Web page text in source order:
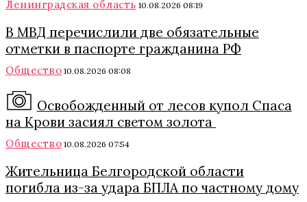
Ленинградская область 10.08.2026 08:19
В МВД перечислили две обязательные
отметки в паспорте гражданина РФ
Общество 10.08.2026 08:08
Освобожденный от лесов купол Спаса
на Крови засиял светом золота
Общество 10.08.2026 07:54
Жительница Белгородской области
погибла из-за удара БПЛА по частному дому